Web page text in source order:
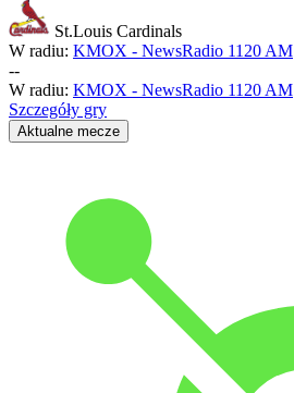
St.Louis Cardinals
W radiu: KMOX - NewsRadio 1120 AM
--
W radiu: KMOX - NewsRadio 1120 AM
Szczegóły gry
Aktualne mecze